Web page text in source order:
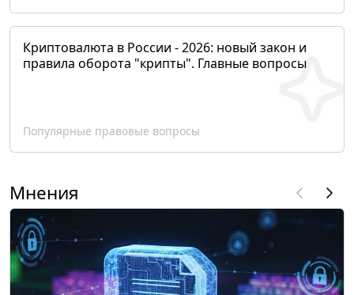
Криптовалюта в России - 2026: новый закон и
правила оборота "крипты". Главные вопросы
Популярные правовые вопросы
Мнения